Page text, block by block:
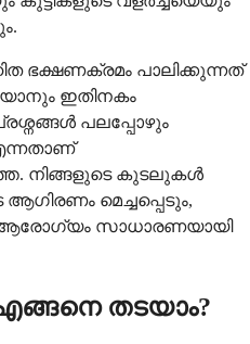
ഭക്ഷണക്രമം പാലിക്കുന്നത്
ഇതിനകം
പലപ്പോഴും
നിങ്ങളുടെ കുടലുകൾ
മെച്ചപ്പെടും,
ആരോഗ്യം സാധാരണയായി
തടയാം?